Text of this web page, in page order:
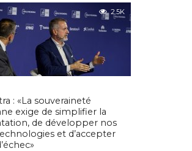
2.5K
: «La souveraineté
exige de simplifier la
de développer nos
et d’accepter